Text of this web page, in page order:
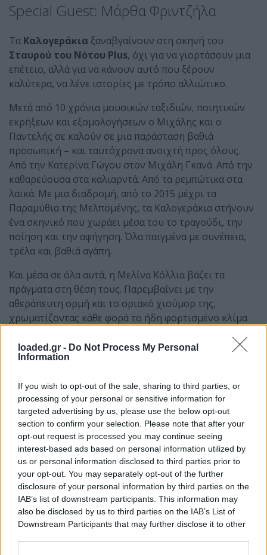
loaded.gr - Do Not Process My Personal
Information
If you wish to opt-out of the sale, sharing to third parties, or
processing of your personal or sensitive information for
targeted advertising by us, please use the below opt-out
section to confirm your selection. Please note that after your
opt-out request is processed you may continue seeing
interest-based ads based on personal information utilized by
us or personal information disclosed to third parties prior to
your opt-out. You may separately opt-out of the further
disclosure of your personal information by third parties on the
IAB’s list of downstream participants. This information may
also be disclosed by us to third parties on the IAB’s List of
Downstream Participants that may further disclose it to other
Special Guest: Μάρθα Φριντζήλα
Τα Καλογεράκια ξαναβγαίνουν στη σκηνή του
Σταυρού του Νότου Plus, όχι για να γιορτάσουν μια
επέτειο, αλλά για να κάνουν αυτό που ξέρουν
καλύτερα, να λένε ιστορίες με τρόπο αλλιώτικο.
Μετά από 10 χρόνια μουσικών ταξιδιών, ποιητικών
εκρήξεων και εξομολογήσεων ο Μιχάλης και ο
Παντελής σε καλούν σε μια παράσταση βαθιά
προσωπική – και ταυτόχρονα ανοιχτή προς όλους.
Από την Κατερίνα Γώγου στον Μιχάλη Γκανά. Από την
καθαρεύουσα στα καλιαρντά. Από τα ρεμπώτικα στα
λαϊκά. Με μια διαδρομή, από το 2015 μέχρι τα
Παραμύθια της Μελπομένης, τα Καλογεράκια στήνουν
ένα σκηνικό που χωράει μέσα του το τραγούδι, την
ποίηση και την αφήγηση. Όλα παιγμένα με συνέπεια,
τρέλα και βαθιά αγάπη.
Και μέσα σε όλα αυτά, η Μελίνα Κόλλια βάζει τα
πράγματα στη θέση τους. Παρεμβαίνει με την
αθεράπευτη ορμή και το οριακό χιούμορ της,
χρωματίζοντας κάθε φορά το ήδη φορτισμένο κλίμα
Δεν πρόκειται για ρετροσπεκτίβα.
Είναι το εδώ και το τώρα.
Θα γελάσεις. Θα κλάψεις. Θα θυμηθείς. Θα ξεχάσεις. Και
μετά θα πας να τα ξαναδείς.
Είναι ό,τι έχει μείνει να πούμε μέσα από τη μουσική,
την ποίηση και το συναίσθημα.